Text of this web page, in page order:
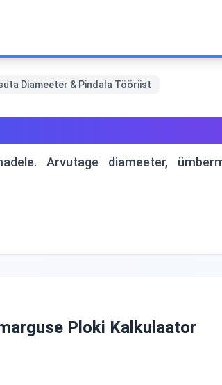
Diameeter & Pindala Tööriist
Arvutage diameeter,
Ploki Kalkulaator